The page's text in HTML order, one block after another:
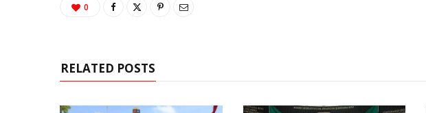
0
RELATED POSTS